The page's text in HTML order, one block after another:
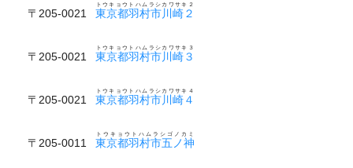
〒205-0021 東京都羽村市川崎２
トウキョウトハムラシカワサキ２
〒205-0021 東京都羽村市川崎３
トウキョウトハムラシカワサキ３
〒205-0021 東京都羽村市川崎４
トウキョウトハムラシカワサキ４
〒205-0011 東京都羽村市五ノ神
トウキョウトハムラシゴノカミ